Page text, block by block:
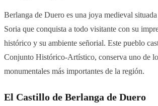
Berlanga de Duero es una joya medieval
Soria que conquista a todo visitante con su
histórico y su ambiente señorial. Este pueblo
Conjunto Histórico-Artístico, conserva uno de
monumentales más importantes de la región.
El Castillo de Berlanga de Duero